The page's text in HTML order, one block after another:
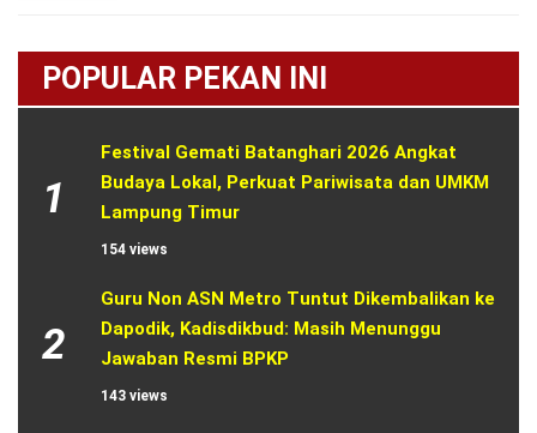
POPULAR PEKAN INI
1
Festival Gemati Batanghari 2026 Angkat
Budaya Lokal, Perkuat Pariwisata dan UMKM
Lampung Timur
154 views
2
Guru Non ASN Metro Tuntut Dikembalikan ke
Dapodik, Kadisdikbud: Masih Menunggu
Jawaban Resmi BPKP
143 views